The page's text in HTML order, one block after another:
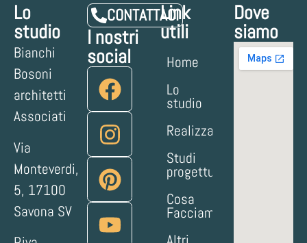
Lo
studio
Bianchi
Bosoni
architetti
Associati
Via
Monteverdi,
5, 17100
Savona SV
CONTATTACI
I nostri
social
Link
utili
Home
Lo
studio
Realizzazioni
Studi
progettuali
Cosa
Facciamo
Dove
siamo